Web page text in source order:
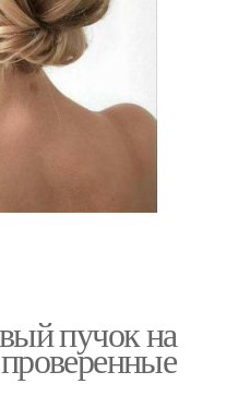
пучок на